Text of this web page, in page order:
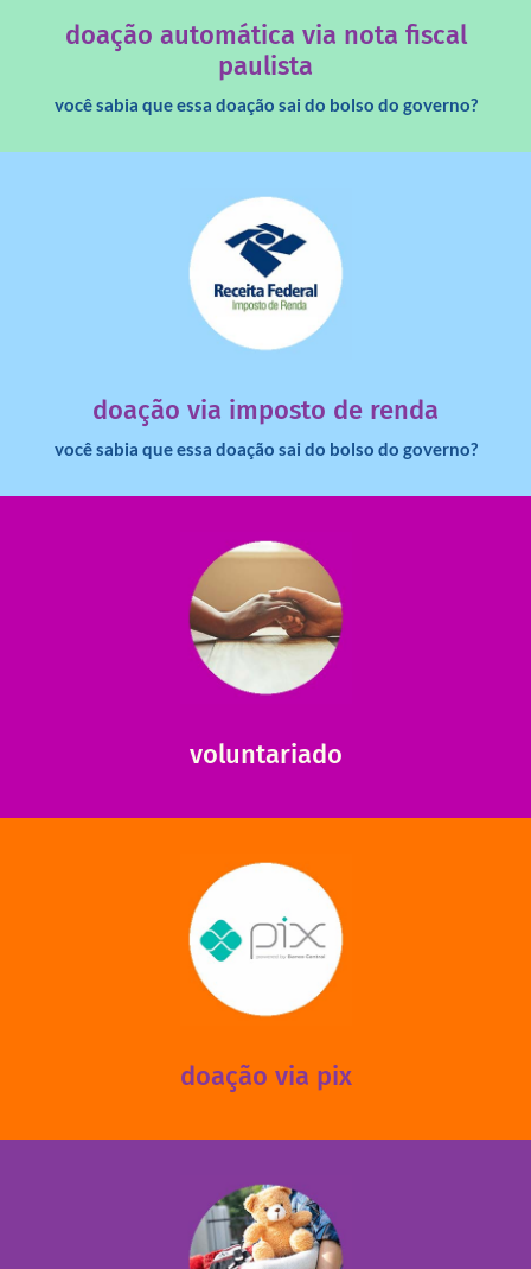
doação automática via nota fiscal
paulista
você sabia que essa doação sai do bolso do governo?
doação via imposto de renda
você sabia que essa doação sai do bolso do governo?
dinheiro deixa de ir para o governo?
saiba mais
voluntariado
ajudar com certos assuntos. Entre em contato conosco e
saiba como nos ajudar.
saiba mais
doação via pix
via PIX? Elas também são muito importantes para
mantermos nossas unidades em funcionamento!
saiba mais
fale conosco